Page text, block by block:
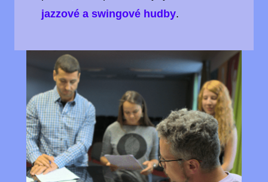
jazzové a swingové hudby.